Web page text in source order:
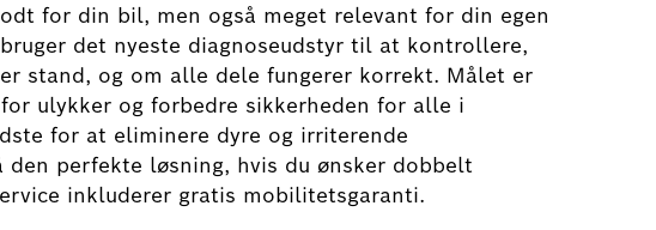
for din bil, men også meget relevant for din egen
det nyeste diagnoseudstyr til at kontrollere,
stand, og om alle dele fungerer korrekt. Målet er
ulykker og forbedre sikkerheden for alle i
for at eliminere dyre og irriterende
den perfekte løsning, hvis du ønsker dobbelt
inkluderer gratis mobilitetsgaranti.